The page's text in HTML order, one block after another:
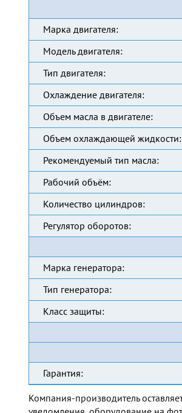
Марка двигателя:
Модель двигателя:
Тип двигателя:
Охлаждение двигателя:
Объем масла в двигателе:
Объем охлаждающей жидкости:
Рекомендуемый тип масла:
Рабочий объём:
Количество цилиндров:
Регулятор оборотов:
Марка генератора:
Тип генератора:
Класс защиты:
Гарантия:
Компания-производитель